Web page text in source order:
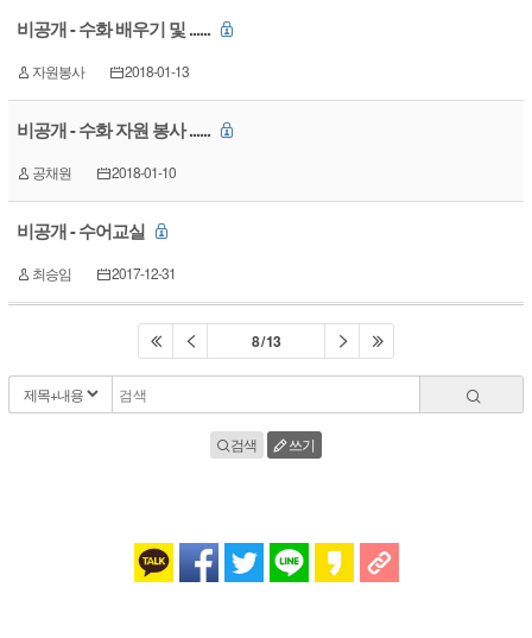
비공개 - 수화 배우기 및 ......
자원봉사 2018-01-13
비공개 - 수화 자원 봉사 ......
공채원 2018-01-10
비공개 - 수어교실
최승임 2017-12-31
8 / 13
검색 쓰기